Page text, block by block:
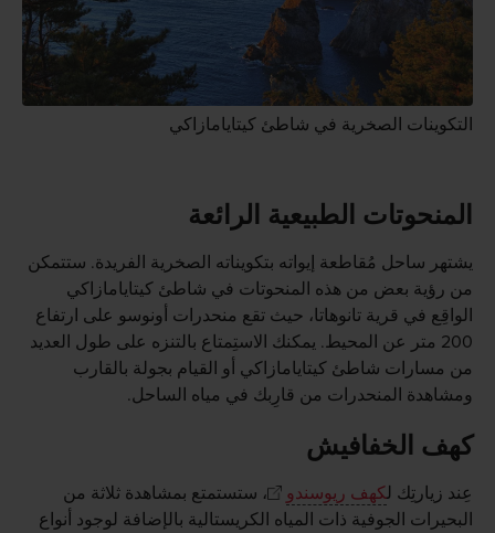
التكوينات الصخرية في شاطئ كيتايامازاكي
المنحوتات الطبيعية الرائعة
يشتهر ساحل مُقاطعة إيواته بتكويناته الصخرية الفريدة. ستتمكن
من رؤية بعض من هذه المنحوتات في شاطئ كيتايامازاكي
الواقِع في قرية تانوهاتا، حيث تقع منحدرات أونوسو على ارتفاع
200 متر عن المحيط. يمكنك الاستِمتاع بالتنزه على طول العديد
من مسارات شاطئ كيتايامازاكي أو القيام بجولة بالقارب
ومشاهدة المنحدرات من قارِبك في مياه الساحل.
كهف الخفافيش
عِند زيارتِك لكهف ريوسندو
، ستستمتع بمشاهدة ثلاثة من
البحيرات الجوفية ذات المياه الكريستالية بالإضافة لوجود أنواع